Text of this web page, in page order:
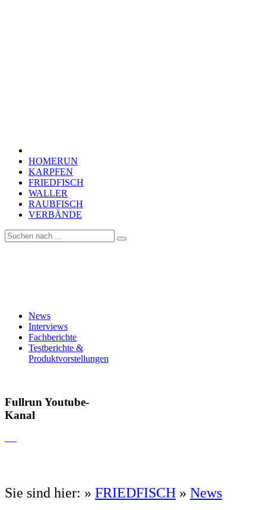
HOMERUN
KARPFEN
FRIEDFISCH
WALLER
RAUBFISCH
VERBÄNDE
News
Interviews
Fachberichte
Testberichte &
Produktvorstellungen
Fullrun Youtube-
Kanal
Sie sind hier: » FRIEDFISCH » News